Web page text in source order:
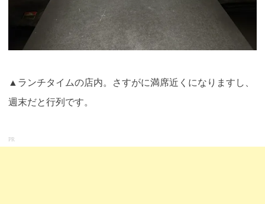
▲ランチタイムの店内。さすがに満席近くになりますし、
週末だと行列です。
PR